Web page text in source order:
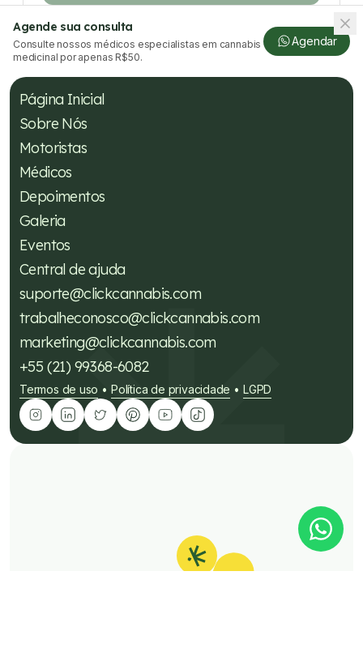
Agende sua consulta
Consulte nossos médicos especialistas em cannabis
medicinal por apenas R$50.
Agendar
Página Inicial
Sobre Nós
Motoristas
Médicos
Depoimentos
Galeria
Eventos
Central de ajuda
suporte@clickcannabis.com
trabalheconosco@clickcannabis.com
marketing@clickcannabis.com
+55 (21) 99368-6082
Termos de uso • Política de privacidade • LGPD